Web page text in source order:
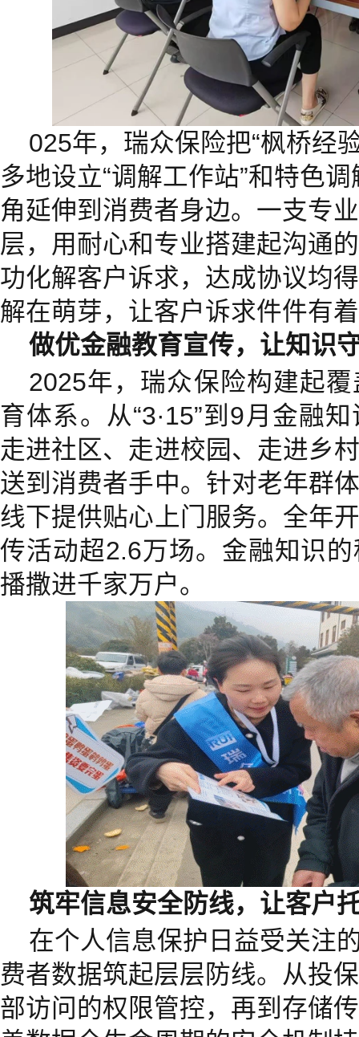
025年，瑞众保险把“枫桥经
多地设立“调解工作站”和特色
角延伸到消费者身边。一支专
层，用耐心和专业搭建起沟通
功化解客户诉求，达成协议均
解在萌芽，让客户诉求件件有
做优金融教育宣传，让知识
2025年，瑞众保险构建起
育体系。从“3·15”到9月金融
走进社区、走进校园、走进乡
送到消费者手中。针对老年群
线下提供贴心上门服务。全年
传活动超2.6万场。金融知识
播撒进千家万户。
筑牢信息安全防线，让客户
在个人信息保护日益受关注
费者数据筑起层层防线。从投
部访问的权限管控，再到存储